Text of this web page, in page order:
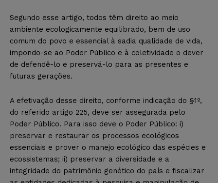
Segundo esse artigo, todos têm direito ao meio
ambiente ecologicamente equilibrado, bem de uso
comum do povo e essencial à sadia qualidade de vida,
impondo-se ao Poder Público e à coletividade o dever
de defendê-lo e preservá-lo para as presentes e
futuras gerações.
A efetivação desse direito, conforme indicação do §1º,
do referido artigo 225, deve ser assegurada pelo
Poder Público. Para isso deve o Poder Público: i)
preservar e restaurar os processos ecológicos
essenciais e prover o manejo ecológico das espécies e
ecossistemas; ii) preservar a diversidade e a
integridade do patrimônio genético do país e fiscalizar